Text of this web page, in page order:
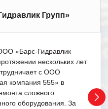
Групп»
«Барс-Гидравлик
нескольких лет
с ООО
компания 555» в
сложного
оборудования. За